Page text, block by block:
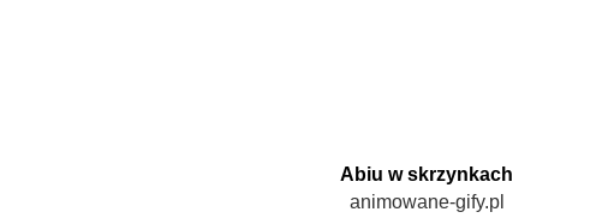
Abiu w skrzynkach
animowane-gify.pl